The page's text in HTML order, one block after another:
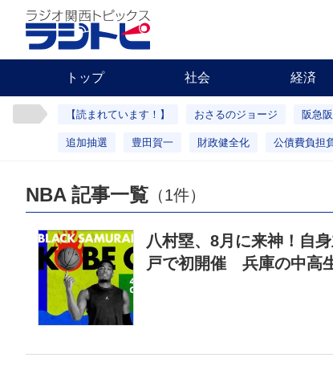
トップ 社会 経済
【読まれています！】 おさるのジョージ 阪急
追加抽選 豊田賀一 財政健全化 公債費負担
NBA 記事一覧 （1件）
八村塁、8月に来神！自
戸で初開催 兵庫の中高